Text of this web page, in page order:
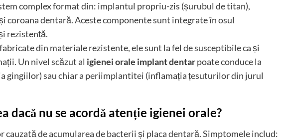
complex format din: implantul propriu-zis (șurubul de titan),
coroana dentară. Aceste componente sunt integrate în osul
rezistență.
din materiale rezistente, ele sunt la fel de susceptibile ca și
Un nivel scăzut al igienei orale implant dentarpoate conduce la
gingiilor) sau chiar a periimplantitei (inflamația țesuturilor din jurul
dacă nu se acordă atenție igienei orale?
cauzată de acumularea de bacterii și placa dentară. Simptomele includ: